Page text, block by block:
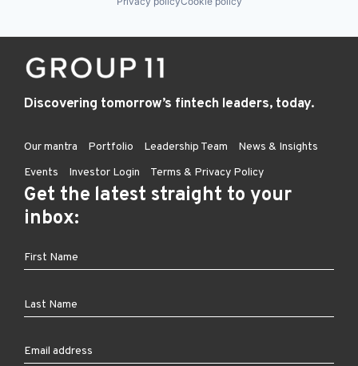
Discovering tomorrow’s fintech leaders, today.
Our mantra Portfolio Leadership Team
News & Insights
Events
Investor Login Terms & Privacy Policy
Get the latest straight to your
inbox: